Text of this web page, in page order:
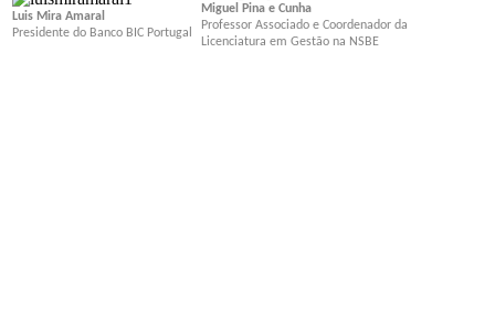
Luis Mira Amaral
Presidente do Banco BIC Portugal
Miguel Pina e Cunha
Professor Associado e Coordenador da
Licenciatura em Gestão na NSBE